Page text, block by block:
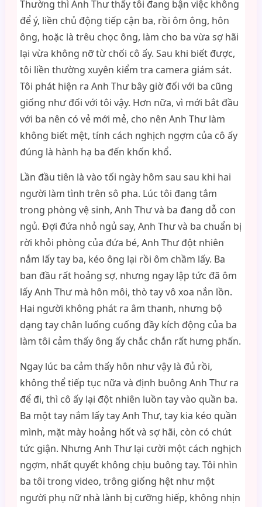
Thường thì Anh Thư thấy tôi đang bận việc không
để ý, liền chủ động tiếp cận ba, rồi ôm ông, hôn
ông, hoặc là trêu chọc ông, làm cho ba vừa sợ hãi
lại vừa không nỡ từ chối cô ấy. Sau khi biết được,
tôi liền thường xuyên kiểm tra camera giám sát.
Tôi phát hiện ra Anh Thư bây giờ đối với ba cũng
giống như đối với tôi vậy. Hơn nữa, vì mới bắt đầu
với ba nên có vẻ mới mẻ, cho nên Anh Thư làm
không biết mệt, tính cách nghịch ngợm của cô ấy
đúng là hành hạ ba đến khốn khổ.
Lần đầu tiên là vào tối ngày hôm sau sau khi hai
người làm tình trên sô pha. Lúc tôi đang tắm
trong phòng vệ sinh, Anh Thư và ba đang dỗ con
ngủ. Đợi đứa nhỏ ngủ say, Anh Thư và ba chuẩn bị
rời khỏi phòng của đứa bé, Anh Thư đột nhiên
nắm lấy tay ba, kéo ông lại rồi ôm chầm lấy. Ba
ban đầu rất hoảng sợ, nhưng ngay lập tức đã ôm
lấy Anh Thư mà hôn môi, thò tay vô xoa nắn lồn.
Hai người không phát ra âm thanh, nhưng bộ
dạng tay chân luống cuống đầy kích động của ba
làm tôi cảm thấy ông ấy chắc chắn rất hưng phấn.
Ngay lúc ba cảm thấy hôn như vậy là đủ rồi,
không thể tiếp tục nữa và định buông Anh Thư ra
để đi, thì cô ấy lại đột nhiên luồn tay vào quần ba.
Ba một tay nắm lấy tay Anh Thư, tay kia kéo quần
mình, mặt mày hoảng hốt và sợ hãi, còn có chút
tức giận. Nhưng Anh Thư lại cười một cách nghịch
ngợm, nhất quyết không chịu buông tay. Tôi nhìn
ba tôi trong video, trông giống hệt như một
người phụ nữ nhà lành bị cưỡng hiếp, không nhịn